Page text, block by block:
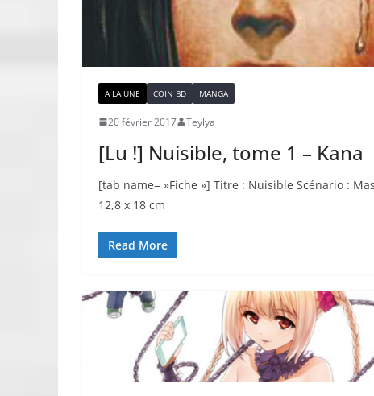
A LA UNE COIN BD MANGA
20 février 2017 Teylya
[Lu !] Nuisible, tome 1 – Kana
[tab name= »Fiche »] Titre : Nuisible Scénario :
12,8 x 18 cm
Read More